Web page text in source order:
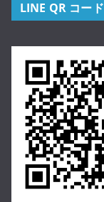
LINE QR コード